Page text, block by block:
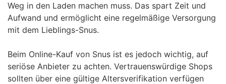
Weg in den Laden machen muss. Das spart Zeit und
Aufwand und ermöglicht eine regelmäßige Versorgung
mit dem Lieblings-Snus.
Beim Online-Kauf von Snus ist es jedoch wichtig, auf
seriöse Anbieter zu achten. Vertrauenswürdige Shops
sollten über eine gültige Altersverifikation verfügen